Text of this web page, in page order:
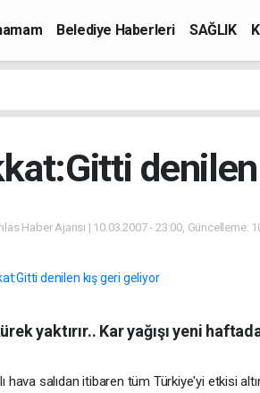
Belediye Haberleri SAĞLIK
Haber Ajansı | 10.03.2007 - 23:00, Güncelleme:
yaktırır.. Kar yağışı yeni
hava salıdan itibaren tüm Türkiye'yi etkisi